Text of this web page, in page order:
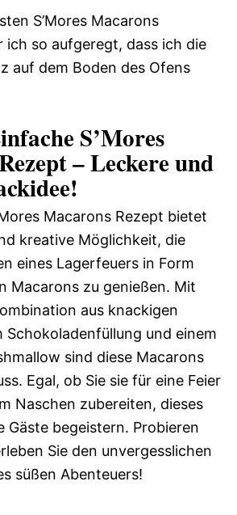
S’Mores Macarons
ich so aufgeregt, dass ich die
auf dem Boden des Ofens
S’Mores
– Leckere und
Macarons Rezept bietet
kreative Möglichkeit, die
eines Lagerfeuers in Form
Macarons zu genießen. Mit
aus knackigen
Schokoladenfüllung und einem
sind diese Macarons
Egal, ob Sie sie für eine Feier
Naschen zubereiten, dieses
Gäste begeistern. Probieren
Sie den unvergesslichen
süßen Abenteuers!